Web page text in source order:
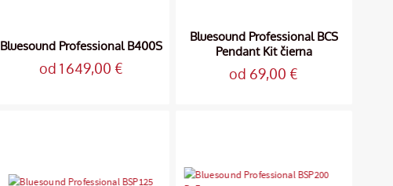
Bluesound Professional B400S
od 1 649,00 €
Bluesound Professional BCS
Pendant Kit čierna
od 69,00 €